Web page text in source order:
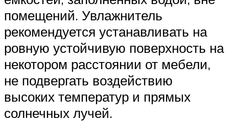
помещений. Увлажнитель
рекомендуется устанавливать на
ровную устойчивую поверхность на
некотором расстоянии от мебели,
не подвергать воздействию
высоких температур и прямых
солнечных лучей.